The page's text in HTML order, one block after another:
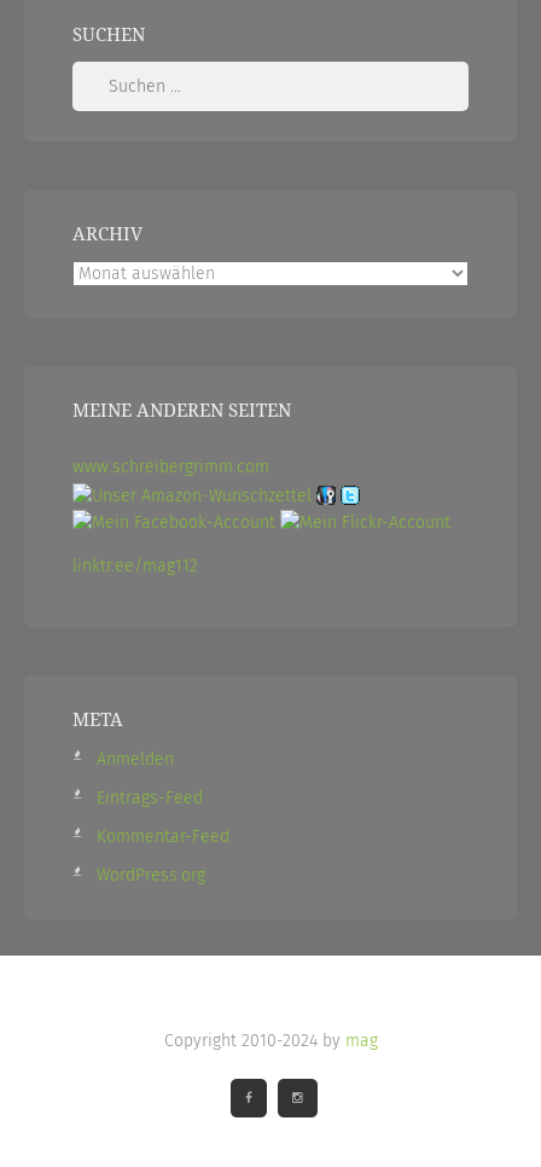
SUCHEN
Suchen
ARCHIV
Archiv
MEINE ANDEREN SEITEN
www.schreibergrimm.com
linktr.ee/mag112
META
Anmelden
Eintrags-Feed
Kommentar-Feed
WordPress.org
Copyright 2010-2024 by mag